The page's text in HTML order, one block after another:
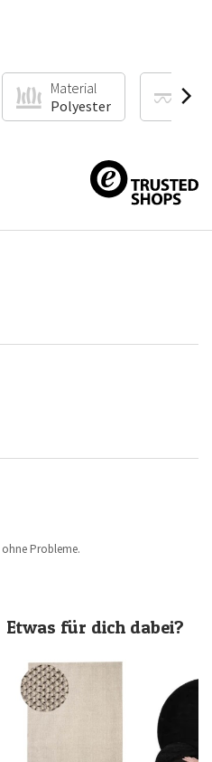
Material
Polyester
ohne Probleme.
Etwas für dich dabei?